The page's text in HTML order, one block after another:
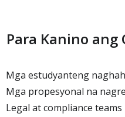
Para Kanino ang
Mga estudyanteng
Mga propesyonal na
Legal at compliance